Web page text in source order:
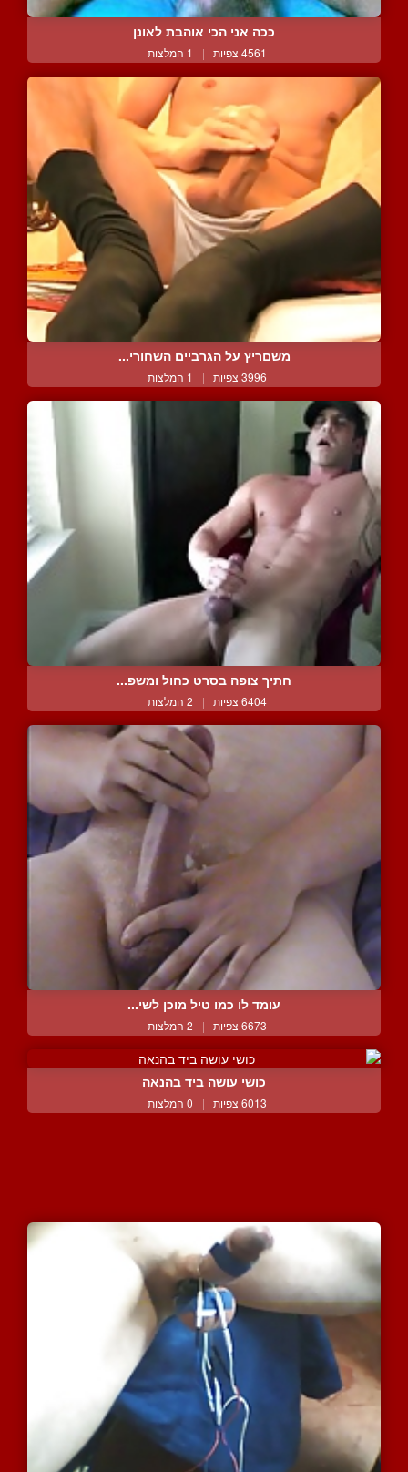
ככה אני הכי אוהבת לאונן
4561 צפיות | 1 המלצות
משםריץ על הגרביים השחורי...
3996 צפיות | 1 המלצות
חתיך צופה בסרט כחול ומשפ...
6404 צפיות | 2 המלצות
עומד לו כמו טיל מוכן לשי...
6673 צפיות | 2 המלצות
כושי עושה ביד בהנאה
6013 צפיות | 0 המלצות